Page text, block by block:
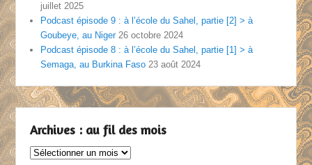
juillet 2025
Podcast épisode 9 : à l’école du Sahel, partie [2] > à
Goubeye, au Niger 26 octobre 2024
Podcast épisode 8 : à l’école du Sahel, partie [1] > à
Semaga, au Burkina Faso 23 août 2024
Archives : au fil des mois
Archives